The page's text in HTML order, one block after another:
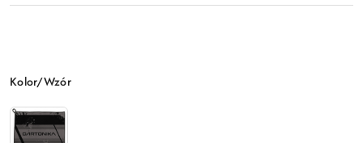
Wariant
Kolor/Wzór